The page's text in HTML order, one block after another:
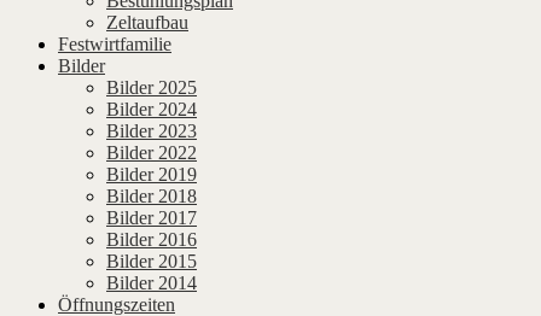
Zeltaufbau
Festwirtfamilie
Bilder
Bilder 2025
Bilder 2024
Bilder 2023
Bilder 2022
Bilder 2019
Bilder 2018
Bilder 2017
Bilder 2016
Bilder 2015
Bilder 2014
Öffnungszeiten